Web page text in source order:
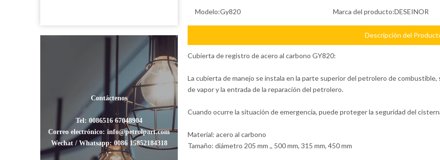
Contáctenos
Tel: 0086516 67048904
Correo electrónico: info@petrolpart.com
Wechat / Whatsapp: 0086 15852184318
\"
Modelo:Gy820 Marca del producto:DESEINOR
Descripción del
Cubierta de registro de acero al carbono GY820:
La cubierta de manejo se instala en la parte superior del petrolero de
de vapor y la entrada de la reparación del petrolero.
Cuando ocurre la situación de emergencia, puede proteger la seguridad del
Material: acero al carbono
Tamaño: diámetro 205 mm ,, 500 mm, 315 mm, 450 mm